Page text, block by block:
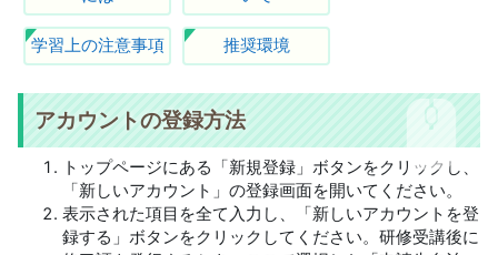
学習上の注意事項 推奨環境
アカウントの登録方法
トップページにある「新規登録」ボタンをクリックし、
「新しいアカウント」の登録画面を開いてください。
表示された項目を全て入力し、「新しいアカウントを登
録する」ボタンをクリックしてください。研修受講後に